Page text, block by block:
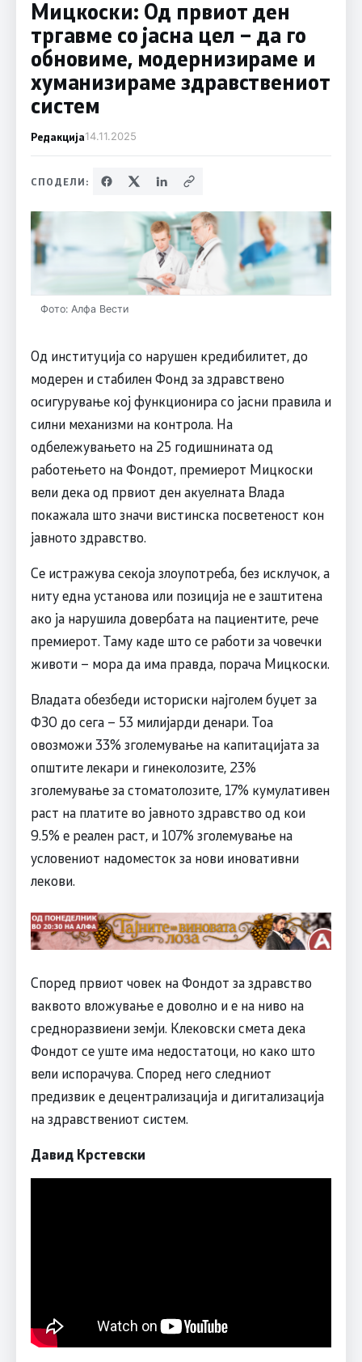
Мицкоски: Од првиот ден
тргавме со јасна цел – да го
обновиме, модернизираме и
хуманизираме здравствениот
систем
Редакција14.11.2025
СПОДЕЛИ:
Фото: Алфа Вести
Од институција со нарушен кредибилитет, до
модерен и стабилен Фонд за здравствено
осигурување кој функционира со јасни правила и
силни механизми на контрола. На
одбележувањето на 25 годишнината од
работењето на Фондот, премиерот Мицкоски
вели дека од првиот ден акуелната Влада
покажала што значи вистинска посветеност кон
јавното здравство.
Се истражува секоја злоупотреба, без исклучок, а
ниту една установа или позиција не е заштитена
ако ја нарушила довербата на пациентите, рече
премиерот. Таму каде што се работи за човечки
животи – мора да има правда, порача Мицкоски.
Владата обезбеди историски најголем буџет за
ФЗО до сега – 53 милијарди денари. Тоа
овозможи 33% зголемување на капитацијата за
општите лекари и гинеколозите, 23%
зголемување за стоматолозите, 17% кумулативен
раст на платите во јавното здравство од кои
9.5% е реален раст, и 107% зголемување на
условениот надоместок за нови иновативни
лекови.
Според првиот човек на Фондот за здравство
ваквото вложување е доволно и е на ниво на
средноразвиени земји. Клековски смета дека
Фондот се уште има недостатоци, но како што
вели испорачува. Според него следниот
предизвик е децентрализација и дигитализација
на здравствениот систем.
Давид Крстевски